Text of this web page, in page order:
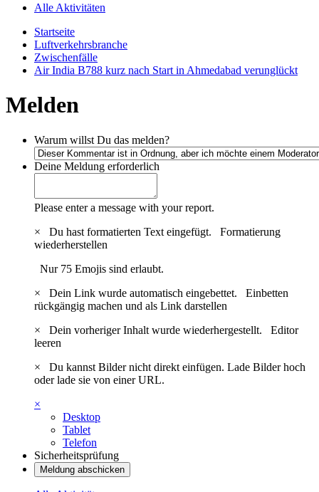
Alle Aktivitäten
Startseite
Luftverkehrsbranche
Zwischenfälle
Air India B788 kurz nach Start in Ahmedabad verunglückt
Melden
Warum willst Du das melden?
Deine Meldung erforderlich
Please enter a message with your report.
×
Du hast formatierten Text eingefügt. Formatierung
wiederherstellen
Nur 75 Emojis sind erlaubt.
×
Dein Link wurde automatisch eingebettet. Einbetten
rückgängig machen und als Link darstellen
×
Dein vorheriger Inhalt wurde wiederhergestellt. Editor
leeren
×
Du kannst Bilder nicht direkt einfügen. Lade Bilder hoch
oder lade sie von einer URL.
×
Desktop
Tablet
Telefon
Sicherheitsprüfung
Meldung abschicken